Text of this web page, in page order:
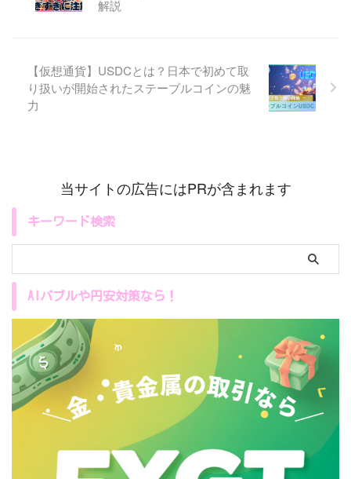
解説
【仮想通貨】USDCとは？日本で初めて取
り扱いが開始されたステーブルコインの魅
力
当サイトの広告にはPRが含まれます
キーワード検索
AIバブルや円安対策なら！